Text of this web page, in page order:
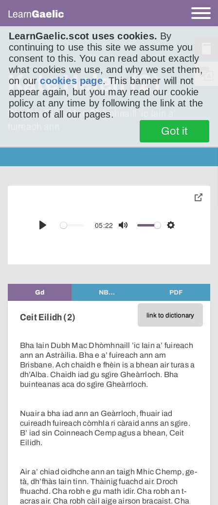
LearnGaelic.scot uses cookies. By
continuing to use this site we assume you
consent to this. You can read about exactly
what cookies we use, and why we set them,
on ourcookies page. This banner will not
appear again, but you may read our cookie
policy at any time by following the link at the
bottom of all our pages.
Got it
LearnGaelic
Kate Helen (2)
Bha Iain Dubh Mac Dhòmhnaill ’ic Iain a’
Play
05:22
Mute Settings
toggle
Gd NB… PDF
link to dictionary
Ceit Eilidh (2)
Bha Iain Dubh Mac Dhòmhnaill ’ic Iain a’ fuireach
ann an Astràilia. Bha e a’ fuireach ann am
Brisbane. Ach chaidh e fhèin is a bhean air turas a
dh’Alba. Chaidh iad gu sgìre Gheàrrloch. Bha
buinteanas aca do sgìre Gheàrrloch.
Nuair a bha iad ann an Geàrrloch, fhuair iad
cuireadh fuireach còmhla ri càraid anns an sgìre.
B’ iad sin Coinneach Cemp agus a bhean, Ceit
Eilidh.
Air a’ chiad oidhche ann an taigh Mhic Chemp, ge-
tà, dh’fhàs Iain tinn. Thàinig fuachd air. Droch
fhuachd. Cha robh e gu math idir. Cha robh an t-
acras air. Cha robh càil aige airson bracaist. Cha